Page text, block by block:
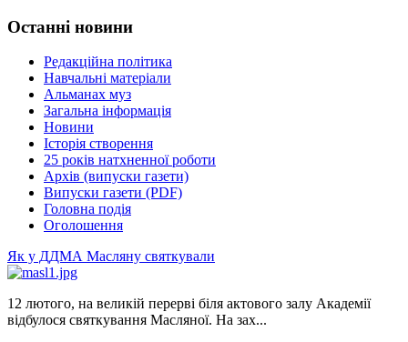
Останні новини
Редакційна політика
Навчальні матеріали
Альманах муз
Загальна інформація
Новини
Історія створення
25 років натхненної роботи
Архів (випуски газети)
Випуски газети (PDF)
Головна подія
Оголошення
Як у ДДМА Масляну святкували
12 лютого, на великій перерві біля актового залу Академії
відбулося святкування Масляної. На зах...